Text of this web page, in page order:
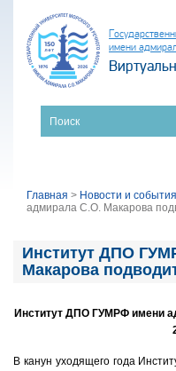
имени
Главная > Новости и события
адмирала С.О. Макарова
Институт ДПО
Макарова
Институт ДПО ГУМРФ имени
В канун уходящего года